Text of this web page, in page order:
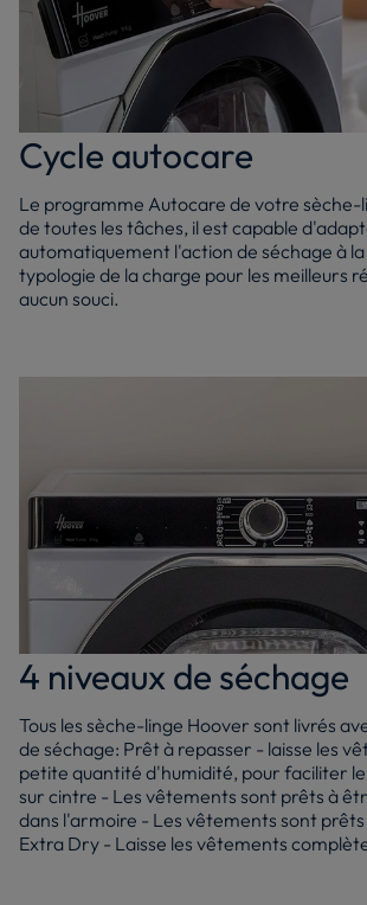
Cycle autocare
Le programme Autocare de votre sèche-
de toutes les tâches, il est capable
automatiquement l'action de séchage à
typologie de la charge pour les meilleurs
aucun souci.
4 niveaux de séchage
Tous les sèche-linge Hoover sont livrés
de séchage: Prêt à repasser - laisse les
petite quantité d'humidité, pour faciliter le
sur cintre - Les vêtements sont prêts à
dans l'armoire - Les vêtements sont
Extra Dry - Laisse les vêtements